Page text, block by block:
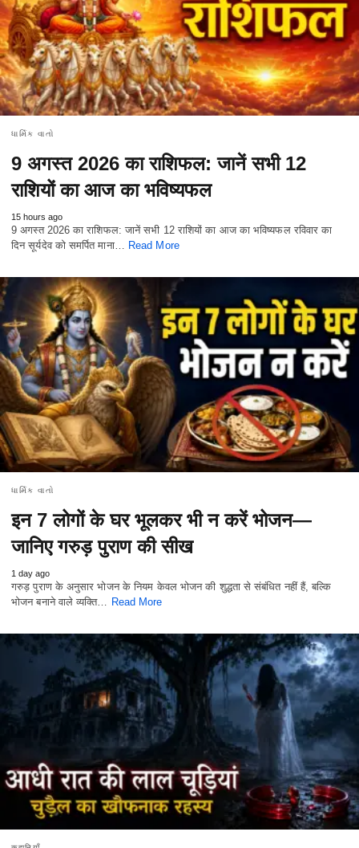
ધાર્મિક વાતો
9 अगस्त 2026 का राशिफल: जानें सभी 12
राशियों का आज का भविष्यफल
15 hours ago
9 अगस्त 2026 का राशिफल: जानें सभी 12 राशियों का आज का भविष्यफल रविवार का
दिन सूर्यदेव को समर्पित माना…
Read More
ધાર્મિક વાતો
इन 7 लोगों के घर भूलकर भी न करें भोजन—
जानिए गरुड़ पुराण की सीख
1 day ago
गरुड़ पुराण के अनुसार भोजन के नियम केवल भोजन की शुद्धता से संबंधित नहीं हैं, बल्कि
भोजन बनाने वाले व्यक्ति… Read More